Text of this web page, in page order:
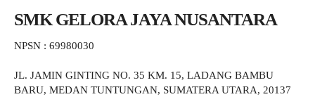
SMK GELORA JAYA NUSANTARA
NPSN : 69980030
JL. JAMIN GINTING NO. 35 KM. 15, LADANG BAMBU
BARU, MEDAN TUNTUNGAN, SUMATERA UTARA, 20137